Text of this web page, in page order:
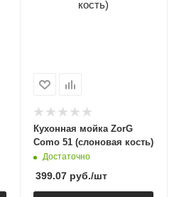
Кухонная мойка ZorG
Como 51 (слоновая кость)
Достаточно
399.07руб./шт